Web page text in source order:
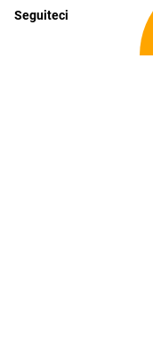
Seguiteci